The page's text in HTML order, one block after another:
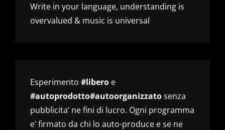
Write in your language, understanding is
overvalued & music is universal
Esperimento #libero e
#autoprodotto#autoorganizzatosenza
pubblicita’ ne fini di lucro. Ogni programma
e’ firmato da chi lo auto-produce e se ne